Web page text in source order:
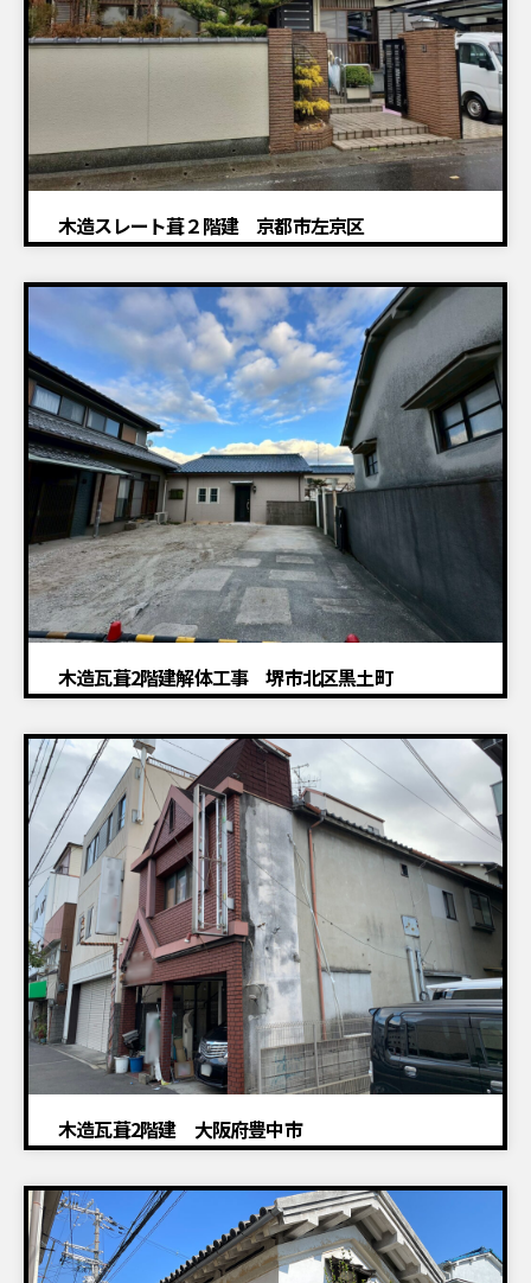
木造スレート葺２階建 京都市左京区
木造瓦葺2階建解体工事 堺市北区黒土町
建物解体工事
木造瓦葺2階建 大阪府豊中市
建物解体工事
建物解体工事